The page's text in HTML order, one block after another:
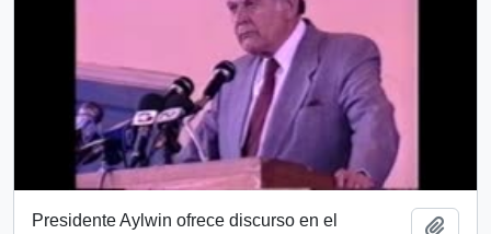
Presidente Aylwin ofrece discurso en el